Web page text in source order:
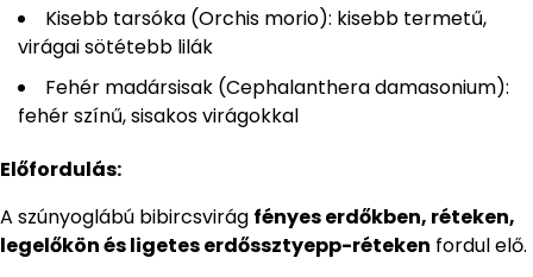
Kisebb tarsóka (Orchis morio): kisebb termetű,
virágai sötétebb lilák
Fehér madársisak (Cephalanthera damasonium):
fehér színű, sisakos virágokkal
Előfordulás:
A szúnyoglábú bibircsvirág fényes erdőkben, réteken,
legelőkön és ligetes erdőssztyepp-réteken fordul elő.